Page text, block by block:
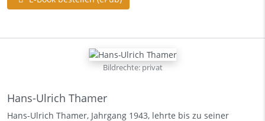
Bildrechte: privat
Hans-Ulrich Thamer
Hans-Ulrich Thamer, Jahrgang 1943, lehrte bis zu seiner